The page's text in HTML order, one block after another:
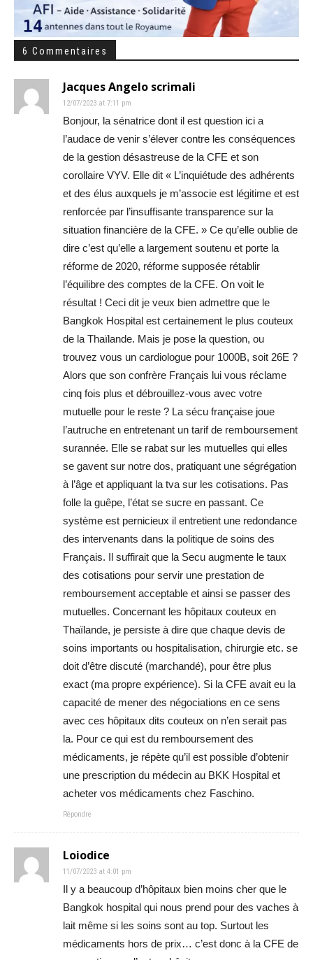
6 Commentaires
Jacques Angelo scrimali
12/07/2023 at 7:11 pm
Bonjour, la sénatrice dont il est question ici a
l’audace de venir s’élever contre les conséquences
de la gestion désastreuse de la CFE et son
corollaire VYV. Elle dit « L’inquiétude des adhérents
et des élus auxquels je m’associe est légitime et est
renforcée par l’insuffisante transparence sur la
situation financière de la CFE. » Ce qu’elle oublie de
dire c’est qu’elle a largement soutenu et porte la
réforme de 2020, réforme supposée rétablir
l’équilibre des comptes de la CFE. On voit le
résultat ! Ceci dit je veux bien admettre que le
Bangkok Hospital est certainement le plus couteux
de la Thaïlande. Mais je pose la question, ou
trouvez vous un cardiologue pour 1000B, soit 26E ?
Alors que son confrère Français lui vous réclame
cinq fois plus et débrouillez-vous avec votre
mutuelle pour le reste ? La sécu française joue
l’autruche en entretenant un tarif de remboursement
surannée. Elle se rabat sur les mutuelles qui elles
se gavent sur notre dos, pratiquant une ségrégation
à l’âge et appliquant la tva sur les cotisations. Pas
folle la guêpe, l’état se sucre en passant. Ce
système est pernicieux il entretient une redondance
des intervenants dans la politique de soins des
Français. Il suffirait que la Secu augmente le taux
des cotisations pour servir une prestation de
remboursement acceptable et ainsi se passer des
mutuelles. Concernant les hôpitaux couteux en
Thaïlande, je persiste à dire que chaque devis de
soins importants ou hospitalisation, chirurgie etc. se
doit d’être discuté (marchandé), pour être plus
exact (ma propre expérience). Si la CFE avait eu la
capacité de mener des négociations en ce sens
avec ces hôpitaux dits couteux on n’en serait pas
la. Pour ce qui est du remboursement des
médicaments, je répète qu’il est possible d’obtenir
une prescription du médecin au BKK Hospital et
acheter vos médicaments chez Faschino.
Répondre
Loiodice
11/07/2023 at 4:01 pm
Il y a beaucoup d’hôpitaux bien moins cher que le
Bangkok hospital qui nous prend pour des vaches à
lait même si les soins sont au top. Surtout les
médicaments hors de prix… c’est donc à la CFE de